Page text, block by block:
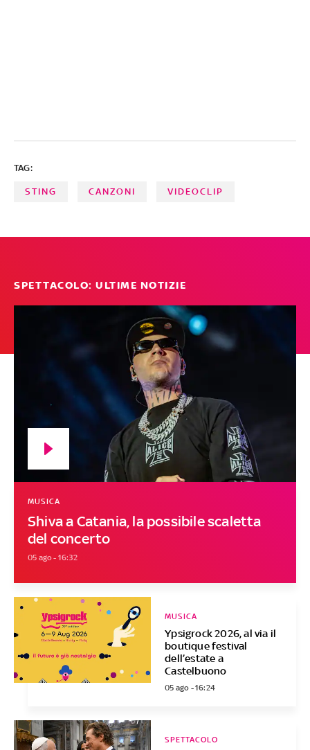
TAG:
STING CANZONI VIDEOCLIP
SPETTACOLO: ULTIME NOTIZIE
Shiva a Catania, la possibile scaletta
del concerto
MUSICA
05 ago - 16:32
Ypsigrock 2026, al via il
boutique festival
dell’estate a
Castelbuono
MUSICA
05 ago - 16:24
SPETTACOLO